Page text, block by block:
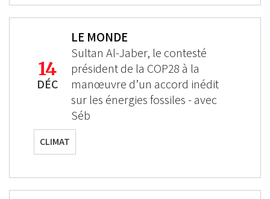
14
DÉC
LE MONDE
Sultan Al-Jaber, le contesté
président de la COP28 à la
manœuvre d’un accord inédit
sur les énergies fossiles - avec
Séb
CLIMAT